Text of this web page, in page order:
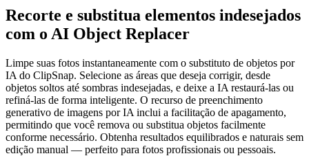
Recorte e substitua elementos indesejados
com o AI Object Replacer
Limpe suas fotos instantaneamente com o substituto de objetos por
IA do ClipSnap. Selecione as áreas que deseja corrigir, desde
objetos soltos até sombras indesejadas, e deixe a IA restaurá-las ou
refiná-las de forma inteligente. O recurso de preenchimento
generativo de imagens por IA inclui a facilitação de apagamento,
permitindo que você remova ou substitua objetos facilmente
conforme necessário. Obtenha resultados equilibrados e naturais sem
edição manual — perfeito para fotos profissionais ou pessoais.